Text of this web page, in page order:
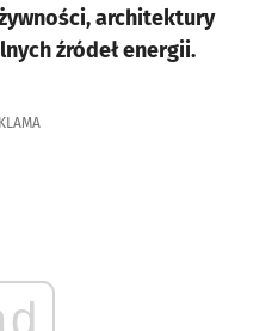
architektury
źródeł energii.